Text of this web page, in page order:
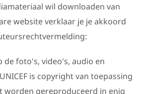
wil downloaden van
website verklaar je je akkoord
de foto's, video's, audio en
is copyright van toepassing
worden gereproduceerd in enig